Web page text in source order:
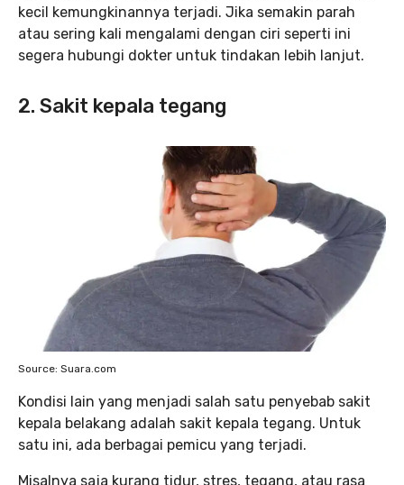
kecil kemungkinannya terjadi. Jika semakin parah
atau sering kali mengalami dengan ciri seperti ini
segera hubungi dokter untuk tindakan lebih lanjut.
2. Sakit kepala tegang
Source: Suara.com
Kondisi lain yang menjadi salah satu penyebab sakit
kepala belakang adalah sakit kepala tegang. Untuk
satu ini, ada berbagai pemicu yang terjadi.
Misalnya saja kurang tidur, stres, tegang, atau rasa